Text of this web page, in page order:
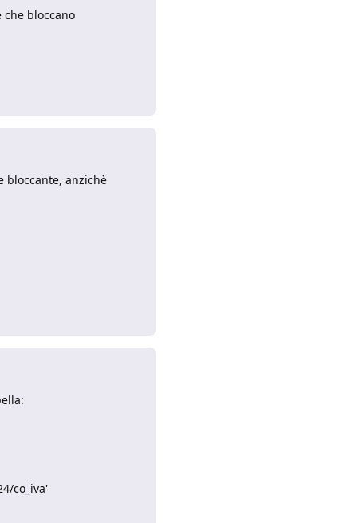
bloccano
bloccante, anzichè
co_iva'